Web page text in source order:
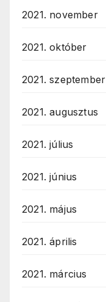
2021. november
2021. október
2021. szeptember
2021. augusztus
2021. július
2021. június
2021. május
2021. április
2021. március